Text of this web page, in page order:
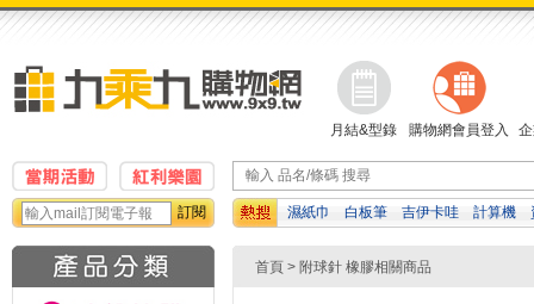
月結&型錄 購物網會員登入
訂閱 濕紙巾 白板筆 吉伊卡哇 計算機
首頁 > 附球針 橡膠相關商品